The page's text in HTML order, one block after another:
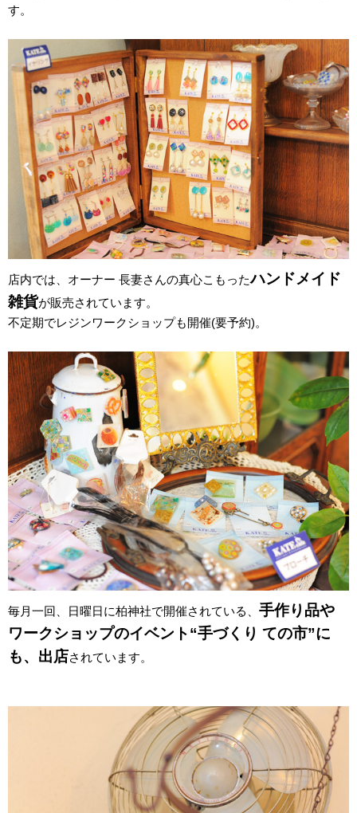
す。
店内では、オーナー 長妻さんの真心こもったハンドメイド
雑貨が販売されています。
不定期でレジンワークショップも開催(要予約)。
毎月一回、日曜日に柏神社で開催されている、 手作り品や
ワークショップのイベント“手づくり ての市”に
も、出店されています。